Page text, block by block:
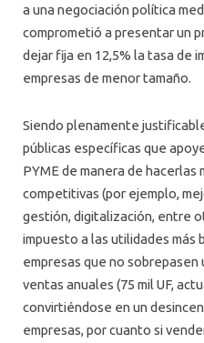
a una negociación política
comprometió a presentar un
dejar fija en 12,5% la tasa de
empresas de menor tamaño.
Siendo plenamente
públicas específicas que
PYME de manera de hacerlas
competitivas (por ejemplo,
gestión, digitalización, entre
impuesto a las utilidades más
empresas que no
ventas anuales (75 mil UF,
convirtiéndose en un
empresas, por cuanto si